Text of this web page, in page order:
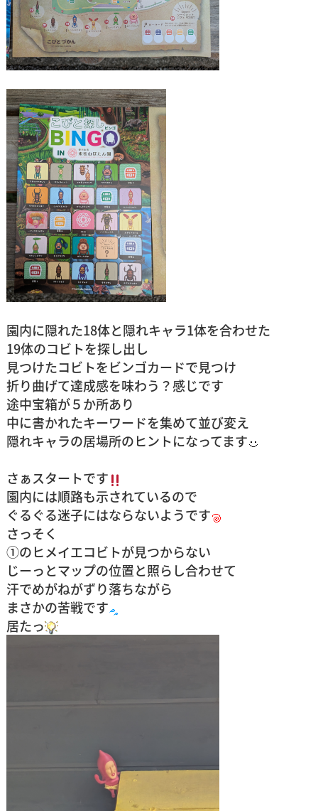
園内に隠れた18体と隠れキャラ1体を合わせた
19体のコビトを探し出し
見つけたコビトをビンゴカードで見つけ
折り曲げて達成感を味わう？感じです
途中宝箱が５か所あり
中に書かれたキーワードを集めて並び変え
隠れキャラの居場所のヒントになってます
さぁスタートです
園内には順路も示されているので
ぐるぐる迷子にはならないようです
さっそく
①のヒメイエコビトが見つからない
じーっとマップの位置と照らし合わせて
汗でめがねがずり落ちながら
まさかの苦戦です
居たっ